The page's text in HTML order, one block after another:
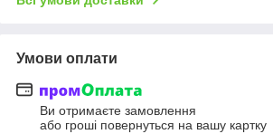
Умови оплати
Ви отримаєте замовлення
або гроші повернуться на вашу картку